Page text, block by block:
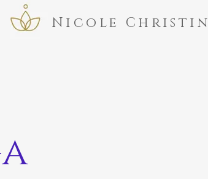
Nicole Christin